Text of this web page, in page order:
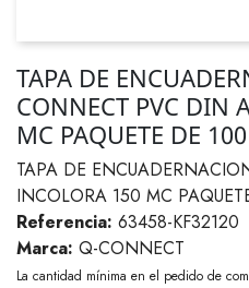
TAPA DE
CONNECT PVC DIN
MC PAQUETE DE
TAPA DE
INCOLORA 150 MC
Referencia: 63458-KF32120
Marca: Q-CONNECT
La cantidad mínima en el pedido de